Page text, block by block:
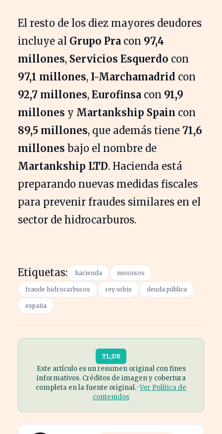
El resto de los diez mayores deudores
incluye al Grupo Pra con 97,4
millones, Servicios Esquerdo con
97,1 millones, I-Marchamadrid con
92,7 millones, Eurofinsa con 91,9
millones y Martankship Spain con
89,5 millones, que además tiene 71,6
millones bajo el nombre de
Martankship LTD. Hacienda está
preparando nuevas medidas fiscales
para prevenir fraudes similares en el
sector de hidrocarburos.
Etiquetas: hacienda morosos
fraude hidrocarburos rey urbis deuda pública
españa
TL;DR
Este artículo es un resumen original con fines
informativos. Créditos de imagen y cobertura
completa en la fuente original. ·Ver Política de
contenidos